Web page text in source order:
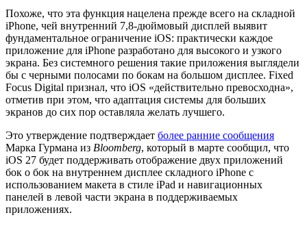
Похоже, что эта функция нацелена прежде всего на складной
iPhone, чей внутренний 7,8-дюймовый дисплей выявит
фундаментальное ограничение iOS: практически каждое
приложение для iPhone разработано для высокого и узкого
экрана. Без системного решения такие приложения выглядели
бы с черными полосами по бокам на большом дисплее. Fixed
Focus Digital признал, что iOS «действительно превосходна»,
отметив при этом, что адаптация системы для больших
экранов до сих пор оставляла желать лучшего.
Это утверждение подтверждает более ранние сообщения
Марка Гурмана из Bloomberg, который в марте сообщил, что
‌iOS 27‌ будет поддерживать отображение двух приложений
бок о бок на внутреннем дисплее складного iPhone с
использованием макета в стиле iPad и навигационных
панелей в левой части экрана в поддерживаемых
приложениях.